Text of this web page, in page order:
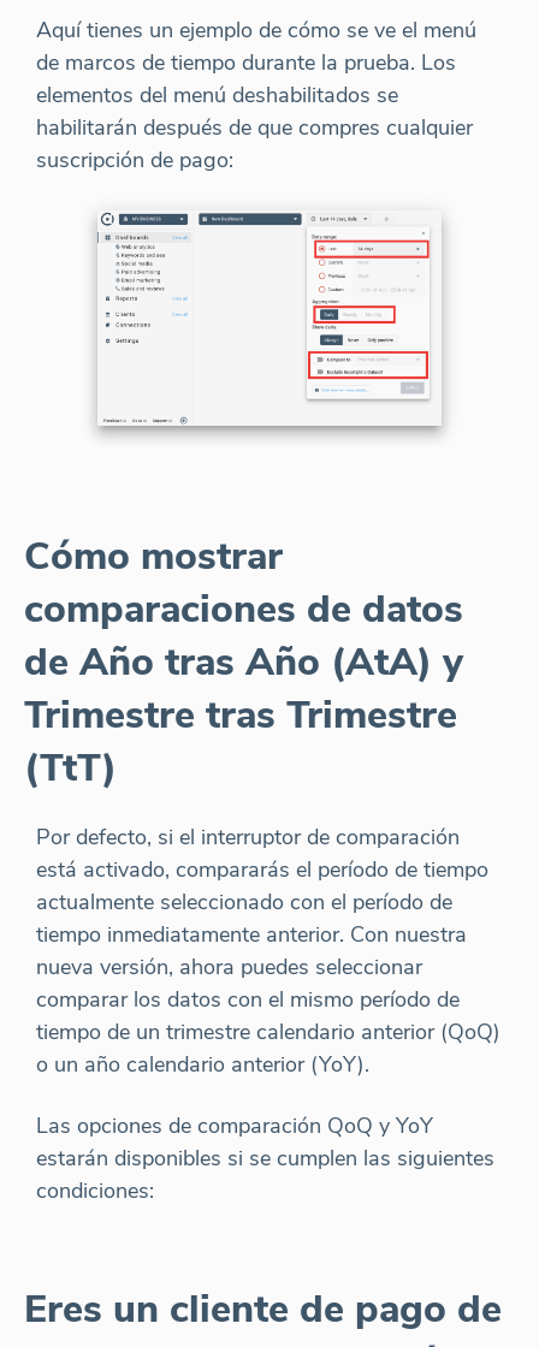
Aquí tienes un ejemplo de cómo se ve el menú
de marcos de tiempo durante la prueba. Los
elementos del menú deshabilitados se
habilitarán después de que compres cualquier
suscripción de pago:
Cómo mostrar
comparaciones de datos
de Año tras Año (AtA) y
Trimestre tras Trimestre
(TtT)
Por defecto, si el interruptor de comparación
está activado, compararás el período de tiempo
actualmente seleccionado con el período de
tiempo inmediatamente anterior. Con nuestra
nueva versión, ahora puedes seleccionar
comparar los datos con el mismo período de
tiempo de un trimestre calendario anterior (QoQ)
o un año calendario anterior (YoY).
Las opciones de comparación QoQ y YoY
estarán disponibles si se cumplen las siguientes
condiciones:
Eres un cliente de pago de